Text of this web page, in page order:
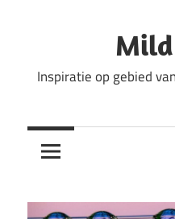
inhoud
Inspiratie op gebied